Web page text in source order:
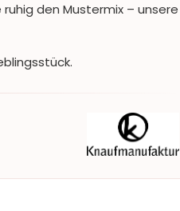
den Mustermix – unsere